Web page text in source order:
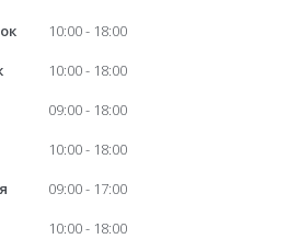
10:00
18:00
10:00
18:00
09:00
18:00
10:00
18:00
09:00
17:00
10:00
18:00